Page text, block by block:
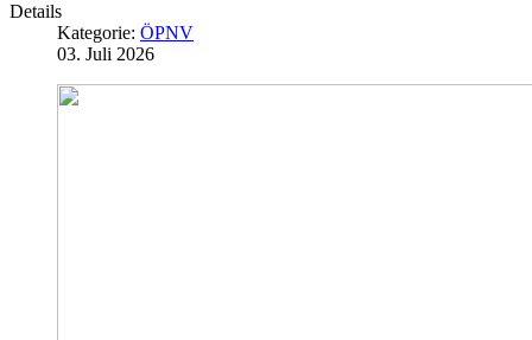
Details
Kategorie: ÖPNV
03. Juli 2026